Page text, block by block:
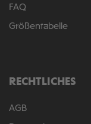
FAQ
Größentabelle
RECHTLICHES
AGB